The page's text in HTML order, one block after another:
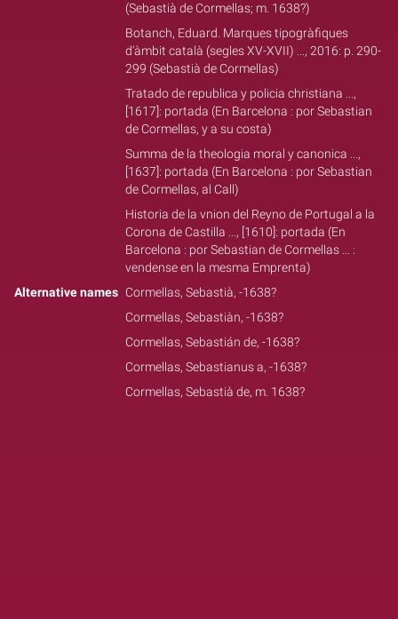
(Sebastià de Cormellas; m. 1638?)
Botanch, Eduard. Marques tipogràfiques
d'àmbit català (segles XV-XVII) ..., 2016: p. 290-
299 (Sebastià de Cormellas)
Tratado de republica y policia christiana ...,
[1617]: portada (En Barcelona : por Sebastian
de Cormellas, y a su costa)
Summa de la theologia moral y canonica ...,
[1637]: portada (En Barcelona : por Sebastian
de Cormellas, al Call)
Historia de la vnion del Reyno de Portugal a la
Corona de Castilla ..., [1610]: portada (En
Barcelona : por Sebastian de Cormellas ... :
vendense en la mesma Emprenta)
Alternative names Cormellas, Sebastià, -1638?
Cormellas, Sebastiàn, -1638?
Cormellas, Sebastián de, -1638?
Cormellas, Sebastianus a, -1638?
Cormellas, Sebastià de, m. 1638?